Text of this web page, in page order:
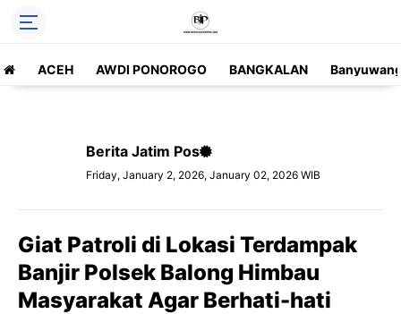
ACEH AWDI PONOROGO BANGKALAN
Berita Jatim Pos
Friday, January 2, 2026, January 02, 2026 WIB
Giat Patroli di Lokasi Terdampak
Banjir Polsek Balong Himbau
Masyarakat Agar Berhati-hati